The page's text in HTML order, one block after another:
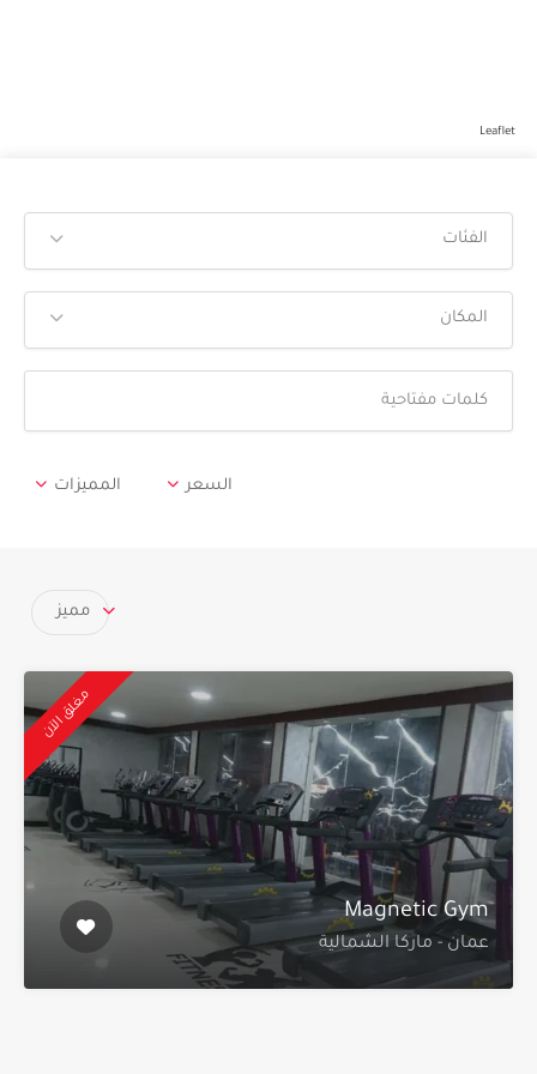
الفئات
المكان
المميزات السعر
مميز
مغلق الآن
Magnetic Gym
عمان - ماركا الشمالية
Leaflet